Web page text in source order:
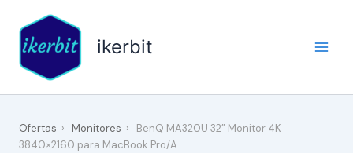
contenido
ikerbit
Ofertas › Monitores ›
BenQ MA320U 32” Monitor 4K
3840×2160 para MacBook Pro/A…